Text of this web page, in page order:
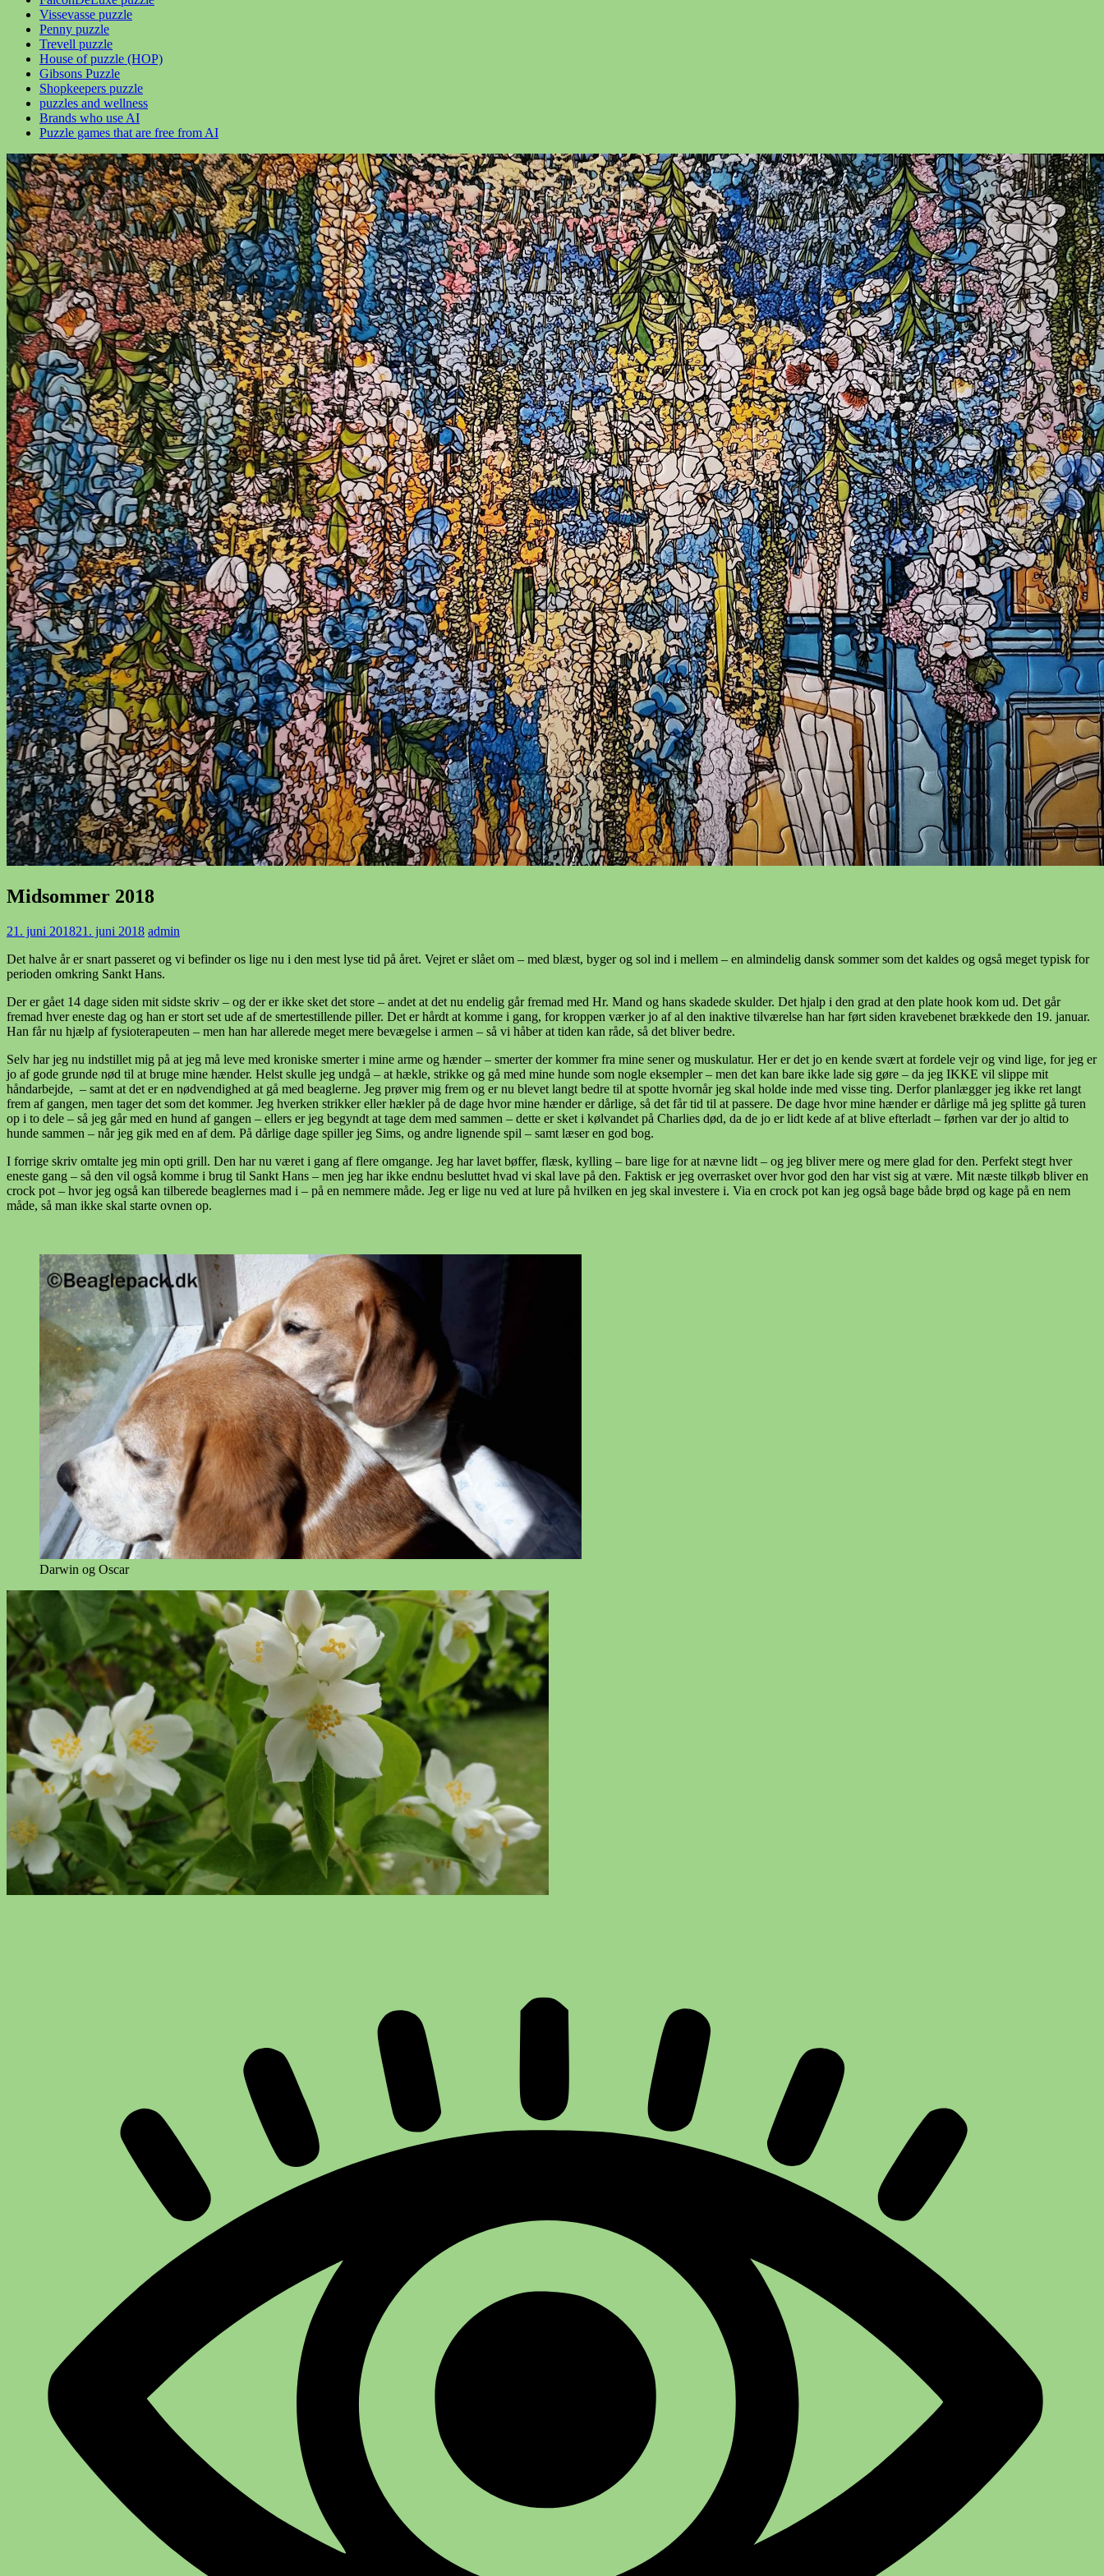
Vissevasse puzzle
Penny puzzle
Trevell puzzle
House of puzzle (HOP)
Gibsons Puzzle
Shopkeepers puzzle
puzzles and wellness
Brands who use AI
Puzzle games that are free from AI
Midsommer 2018
21. juni 201821. juni 2018 admin
Det halve år er snart passeret og vi befinder os lige nu i den mest lyse tid på året. Vejret er slået om – med blæst, byger og sol ind i mellem – en almindelig dansk sommer som det kaldes og også meget typisk for
perioden omkring Sankt Hans.
Der er gået 14 dage siden mit sidste skriv – og der er ikke sket det store – andet at det nu endelig går fremad med Hr. Mand og hans skadede skulder. Det hjalp i den grad at den plate hook kom ud. Det går
fremad hver eneste dag og han er stort set ude af de smertestillende piller. Det er hårdt at komme i gang, for kroppen værker jo af al den inaktive tilværelse han har ført siden kravebenet brækkede den 19. januar.
Han får nu hjælp af fysioterapeuten – men han har allerede meget mere bevægelse i armen – så vi håber at tiden kan råde, så det bliver bedre.
Selv har jeg nu indstillet mig på at jeg må leve med kroniske smerter i mine arme og hænder – smerter der kommer fra mine sener og muskulatur. Her er det jo en kende svært at fordele vejr og vind lige, for jeg er
jo af gode grunde nød til at bruge mine hænder. Helst skulle jeg undgå – at hækle, strikke og gå med mine hunde som nogle eksempler – men det kan bare ikke lade sig gøre – da jeg IKKE vil slippe mit
håndarbejde, – samt at det er en nødvendighed at gå med beaglerne. Jeg prøver mig frem og er nu blevet langt bedre til at spotte hvornår jeg skal holde inde med visse ting. Derfor planlægger jeg ikke ret langt
frem af gangen, men tager det som det kommer. Jeg hverken strikker eller hækler på de dage hvor mine hænder er dårlige, så det får tid til at passere. De dage hvor mine hænder er dårlige må jeg splitte gå turen
op i to dele – så jeg går med en hund af gangen – ellers er jeg begyndt at tage dem med sammen – dette er sket i kølvandet på Charlies død, da de jo er lidt kede af at blive efterladt – førhen var der jo altid to
hunde sammen – når jeg gik med en af dem. På dårlige dage spiller jeg Sims, og andre lignende spil – samt læser en god bog.
I forrige skriv omtalte jeg min opti grill. Den har nu været i gang af flere omgange. Jeg har lavet bøffer, flæsk, kylling – bare lige for at nævne lidt – og jeg bliver mere og mere glad for den. Perfekt stegt hver
eneste gang – så den vil også komme i brug til Sankt Hans – men jeg har ikke endnu besluttet hvad vi skal lave på den. Faktisk er jeg overrasket over hvor god den har vist sig at være. Mit næste tilkøb bliver en
crock pot – hvor jeg også kan tilberede beaglernes mad i – på en nemmere måde. Jeg er lige nu ved at lure på hvilken en jeg skal investere i. Via en crock pot kan jeg også bage både brød og kage på en nem
måde, så man ikke skal starte ovnen op.
Darwin og Oscar